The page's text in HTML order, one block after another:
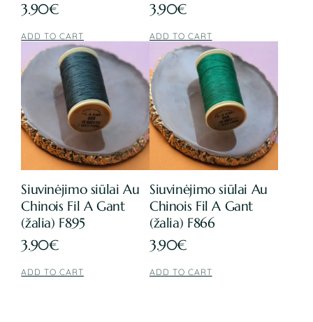
3.90€
ADD TO CART
3.90€
ADD TO CART
Siuvinėjimo siūlai Au
Chinois Fil A Gant
(žalia) F895
3.90€
ADD TO CART
Siuvinėjimo siūlai Au
Chinois Fil A Gant
(žalia) F866
3.90€
ADD TO CART